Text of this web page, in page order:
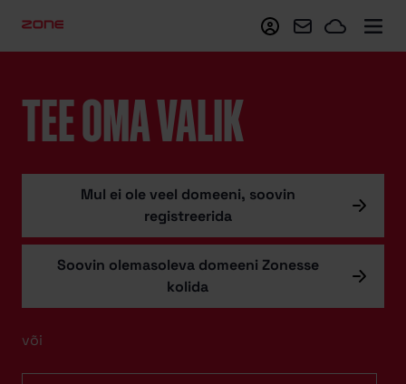
Minu ZoneWebmail
TEE OMA VALIK
Mul ei ole veel domeeni, soovin
registreerida
Soovin olemasoleva domeeni Zonesse
kolida
või